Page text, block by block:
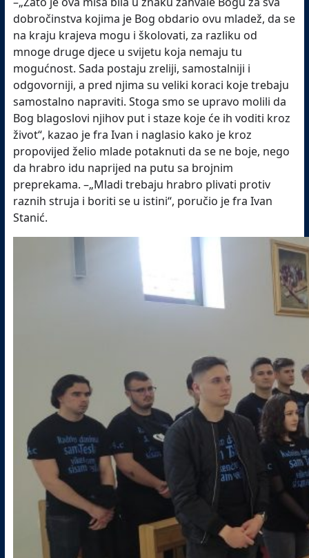
dobročinstva kojima je Bog obdario ovu mladež, da se
na kraju krajeva mogu i školovati, za razliku od
mnoge druge djece u svijetu koja nemaju tu
mogućnost. Sada postaju zreliji, samostalniji i
odgovorniji, a pred njima su veliki koraci koje trebaju
samostalno napraviti. Stoga smo se upravo molili da
Bog blagoslovi njihov put i staze koje će ih voditi kroz
život“, kazao je fra Ivan i naglasio kako je kroz
propovijed želio mlade potaknuti da se ne boje, nego
da hrabro idu naprijed na putu sa brojnim
preprekama. –„Mladi trebaju hrabro plivati protiv
raznih struja i boriti se u istini“, poručio je fra Ivan
Stanić.